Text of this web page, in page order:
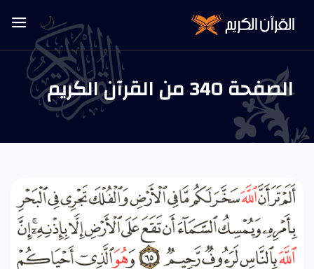
الصفحة 340 من القرآن الكريم
🌙